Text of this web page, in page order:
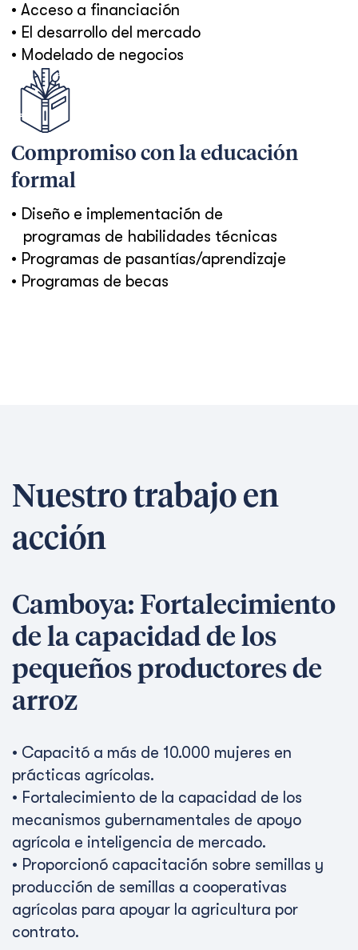
• Acceso a financiación
• El desarrollo del mercado
• Modelado de negocios
Compromiso con la educación
formal
• Diseño e implementación de
programas de habilidades técnicas
• Programas de pasantías/aprendizaje
• Programas de becas
Nuestro trabajo en
acción
Camboya: Fortalecimiento
de la capacidad de los
pequeños productores de
arroz
• Capacitó a más de 10.000 mujeres en
prácticas agrícolas.
• Fortalecimiento de la capacidad de los
mecanismos gubernamentales de apoyo
agrícola e inteligencia de mercado.
• Proporcionó capacitación sobre semillas y
producción de semillas a cooperativas
agrícolas para apoyar la agricultura por
contrato.